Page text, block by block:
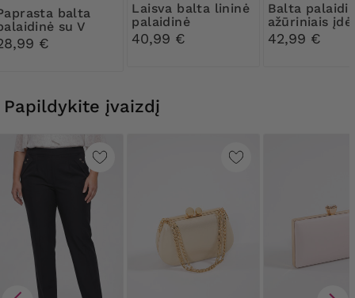
su V
iškirpte
€
Laisva balta lininė
palaidinė
40,99 €
Balta palaidinė su
ažūriniais
42,99 €
Papildykite įvaizdį